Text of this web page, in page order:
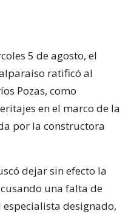
5 de agosto, el
ratificó al
Pozas, como
en el marco de la
por la constructora
dejar sin efecto la
una falta de
designado,